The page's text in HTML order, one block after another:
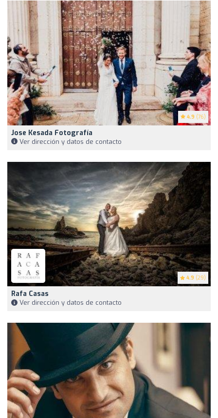
4.9 (76)
Jose Kesada Fotografía
Ver dirección y datos de contacto
4.9 (29)
Rafa Casas
Ver dirección y datos de contacto